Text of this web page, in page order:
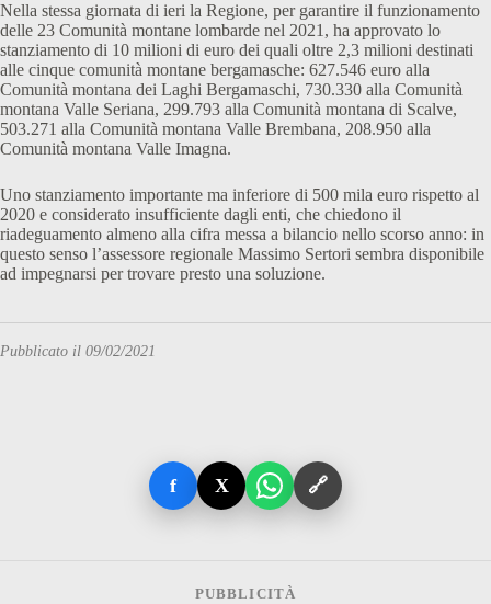
Nella stessa giornata di ieri la Regione, per garantire il funzionamento
delle 23 Comunità montane lombarde nel 2021, ha approvato lo
stanziamento di 10 milioni di euro dei quali oltre 2,3 milioni destinati
alle cinque comunità montane bergamasche: 627.546 euro alla
Comunità montana dei Laghi Bergamaschi, 730.330 alla Comunità
montana Valle Seriana, 299.793 alla Comunità montana di Scalve,
503.271 alla Comunità montana Valle Brembana, 208.950 alla
Comunità montana Valle Imagna.
Uno stanziamento importante ma inferiore di 500 mila euro rispetto al
2020 e considerato insufficiente dagli enti, che chiedono il
riadeguamento almeno alla cifra messa a bilancio nello scorso anno: in
questo senso l’assessore regionale Massimo Sertori sembra disponibile
ad impegnarsi per trovare presto una soluzione.
Pubblicato il 09/02/2021
f X 🔗
PUBBLICITÀ